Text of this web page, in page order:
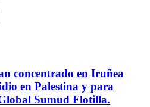
concentrado en Iruñea
en Palestina y para
Sumud Flotilla.